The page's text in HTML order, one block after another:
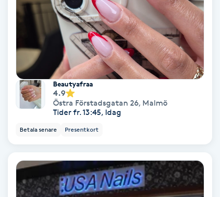
Sjukgymnastik
Skalpmassage
Skinbooster
Sklerosering
Skoinlägg
Skäggfärgning
Beautyafraa
4.9
Östra Förstadsgatan 26, Malmö
Tider fr. 13:45, Idag
Betala senare Presentkort